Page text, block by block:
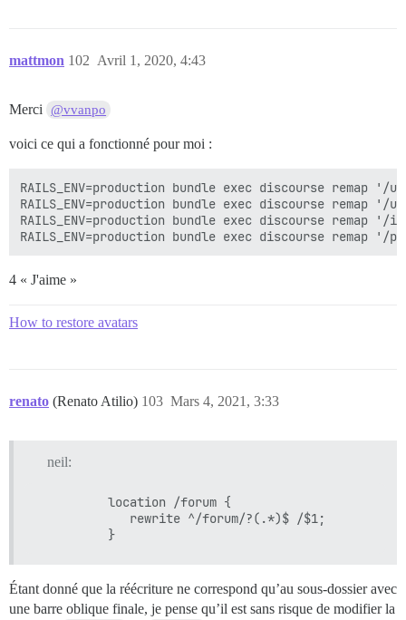
mattmon Avril 1, 2020, 4:43
102
Merci @vvanpo
voici ce qui a fonctionné pour moi :
RAILS_ENV=production bundle exec discourse remap
RAILS_ENV=production bundle exec discourse remap
RAILS_ENV=production bundle exec discourse remap
4 « J'aime »
How to restore avatars
renato (Renato Atilio) Mars 4, 2021, 3:33
103
neil:
          location /forum {
             rewrite ^/forum/?(.*)$ /$1;
Étant donné que la réécriture ne correspond qu’au sous-dossier avec
une barre oblique finale, je pense qu’il est sans risque de modifier la